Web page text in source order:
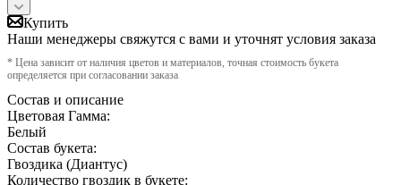
Купить
Наши менеджеры свяжутся с вами и уточнят условия заказа
* Цена зависит от наличия цветов и материалов, точная стоимость букета
определяется при согласовании заказа
Состав и описание
Цветовая Гамма:
Белый
Состав букета:
Гвоздика (Диантус)
Количество гвоздик в букете: